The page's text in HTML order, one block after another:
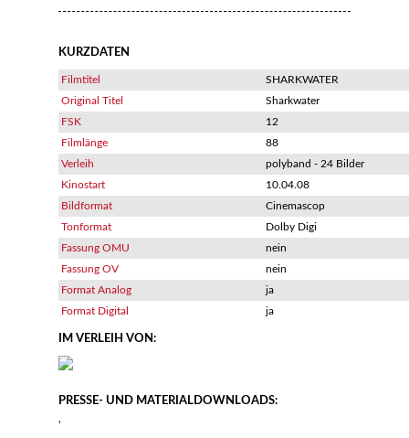
KURZDATEN
Filmtitel
SHARKWATER
Original Titel
Sharkwater
FSK
12
Filmlänge
88
Verleih
polyband - 24 Bilder
Kinostart
10.04.08
Bildformat
Cinemascop
Tonformat
Dolby Digi
Fassung OMU
nein
Fassung OV
nein
Format Analog
ja
Format Digital
ja
IM VERLEIH VON:
PRESSE- UND MATERIALDOWNLOADS:
'